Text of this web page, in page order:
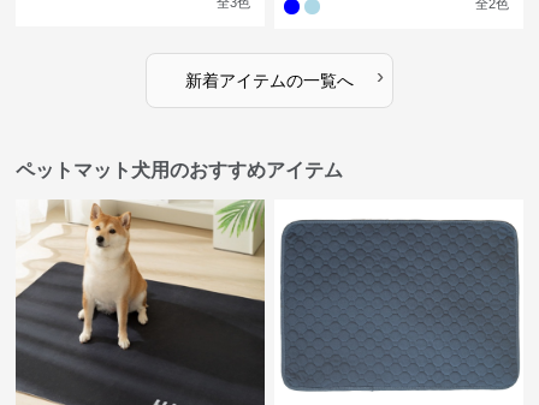
全2色
新着アイテムの一覧へ ›
ペットマット犬用のおすすめアイテム